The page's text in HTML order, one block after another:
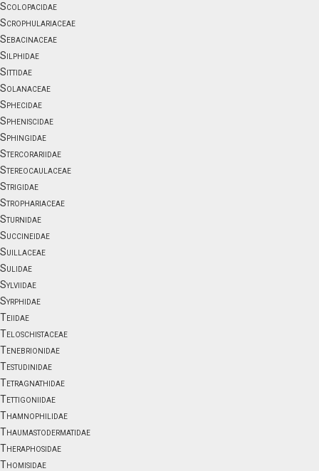
Scolopacidae
Scrophulariaceae
Sebacinaceae
Silphidae
Sittidae
Solanaceae
Sphecidae
Spheniscidae
Sphingidae
Stercorariidae
Stereocaulaceae
Strigidae
Strophariaceae
Sturnidae
Succineidae
Suillaceae
Sulidae
Sylviidae
Syrphidae
Teiidae
Teloschistaceae
Tenebrionidae
Testudinidae
Tetragnathidae
Tettigoniidae
Thamnophilidae
Thaumastodermatidae
Theraphosidae
Thomisidae